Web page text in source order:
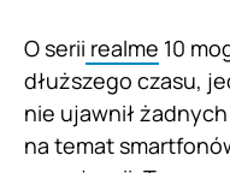
O serii realme 10
dłuższego czasu,
nie ujawnił
na temat